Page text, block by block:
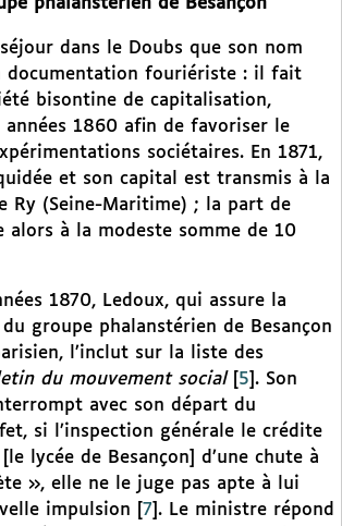
phalanstérien de Besançon
dans le Doubs que son nom
documentation fouriériste : il fait
bisontine de capitalisation,
années 1860 afin de favoriser le
sociétaires. En 1871,
et son capital est transmis à la
Ry (Seine-Maritime) ; la part de
alors à la modeste somme de 10
1870, Ledoux, qui assure la
groupe phalanstérien de Besançon
l’inclut sur la liste des
du mouvement social[ 5 . Son
avec son départ du
si l’inspection générale le crédite
lycée de Besançon] d’une chute à
», elle ne le juge pas apte à lui
impulsion
7 . Le ministre répond